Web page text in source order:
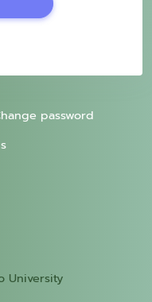
password
University